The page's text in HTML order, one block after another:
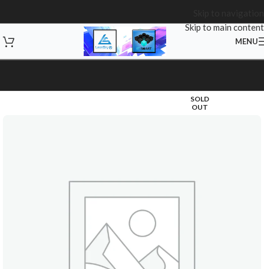
Skip to main content
MENU
SOLD
OUT